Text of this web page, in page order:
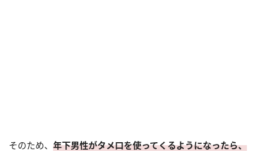
そのため、 年下男性がタメ口を使ってくるようになったら、